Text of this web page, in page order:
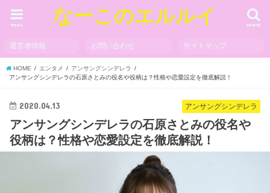
なーこのエルルイ search
menu
運営者情報 お問い合わせ サイトマップ
HOME エンタメ
アンサングシンデレラ
アンサングシンデレラの石原さとみの役名や役柄は？性格や恋愛設定を徹底解説！
アンサングシンデレラ
2020.04.13
アンサングシンデレラの石原さとみの役名や
役柄は？性格や恋愛設定を徹底解説！